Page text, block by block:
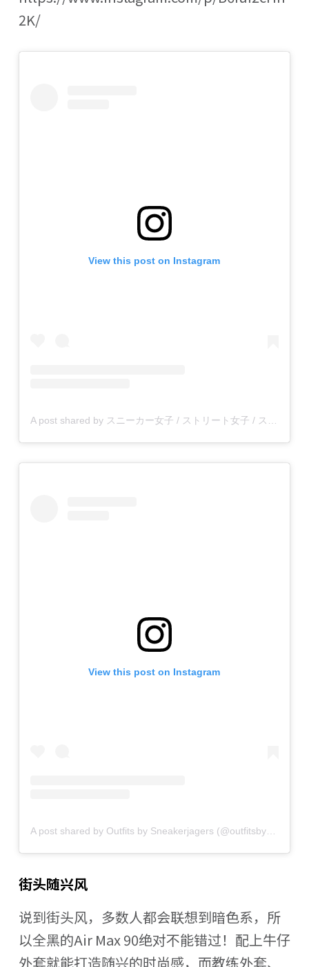
2K/
View this post on Instagram
View this post on Instagram
A post shared by Outfits by Sneakerjagers (@outfitsbysneakerjagers)
街头随兴风
说到街头风，多数人都会联想到暗色系，所
以全黑的Air Max 90绝对不能错过！配上牛仔
外套就能打造随兴的时尚感，而教练外套、